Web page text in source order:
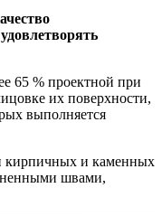
65 % проектной при
их поверхности,
выполняется
кирпичных и каменных
швами,